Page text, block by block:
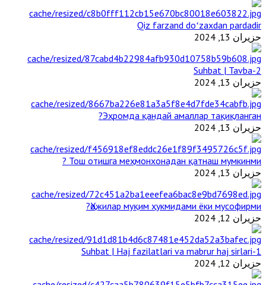
Qiz farzand doʻzaxdan pardadir
حزيران 13, 2024
2-Suhbat | Tavba
حزيران 13, 2024
Эҳромда қандай амаллар тақиқланган?
حزيران 13, 2024
Тош отишга меҳмонхонадан қатнаш мумкинми ?
حزيران 13, 2024
Ҳожилар муқим ҳукмидами ёки мусофирми?
حزيران 12, 2024
1-Suhbat | Haj fazilatlari va mabrur haj sirlari
حزيران 12, 2024